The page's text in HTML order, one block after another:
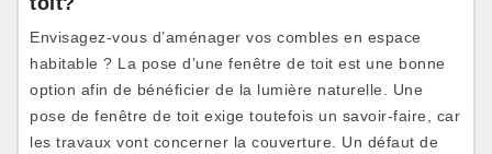
Envisagez-vous d’aménager vos combles en espace
habitable ? La pose d’une fenêtre de toit est une bonne
option afin de bénéficier de la lumière naturelle. Une
pose de fenêtre de toit exige toutefois un savoir-faire, car
les travaux vont concerner la couverture. Un défaut de